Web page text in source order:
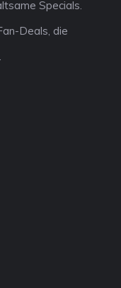
Specials.
Deals, die